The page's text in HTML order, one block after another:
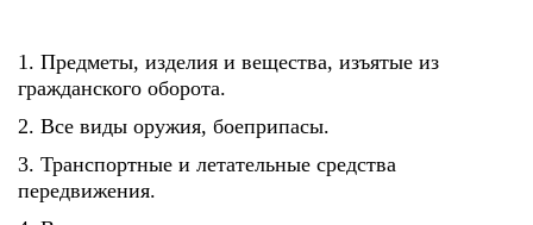
1. Предметы, изделия и вещества, изъятые из
гражданского оборота.
2. Все виды оружия, боеприпасы.
3. Транспортные и летательные средства
передвижения.